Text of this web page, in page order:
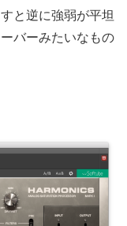
と逆に強弱が平坦
バーみたいなもの